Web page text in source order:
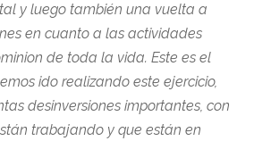
y luego también una vuelta a
en cuanto a las actividades
de toda la vida. Este es el
ido realizando este ejercicio,
desinversiones importantes, con
trabajando y que están en